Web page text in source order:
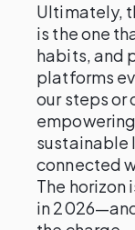
Ultimately,
is the one
habits, and
platforms
our steps or
sustainable
connected
The horizon
in